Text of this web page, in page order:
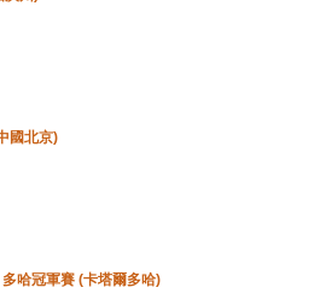
國北京)
哈冠軍賽 (卡塔爾多哈)